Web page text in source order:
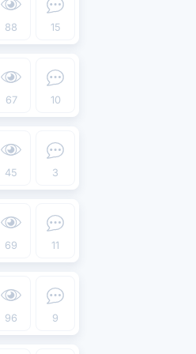
15
88
10
67
3
45
11
69
9
96